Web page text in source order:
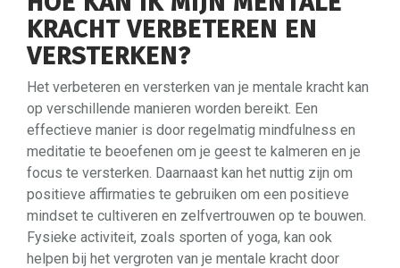
KRACHT VERBETEREN EN
VERSTERKEN?
Het verbeteren en versterken van je mentale kracht kan
op verschillende manieren worden bereikt. Een
effectieve manier is door regelmatig mindfulness en
meditatie te beoefenen om je geest te kalmeren en je
focus te versterken. Daarnaast kan het nuttig zijn om
positieve affirmaties te gebruiken om een ​​positieve
mindset te cultiveren en zelfvertrouwen op te bouwen.
Fysieke activiteit, zoals sporten of yoga, kan ook
helpen bij het vergroten van je mentale kracht door